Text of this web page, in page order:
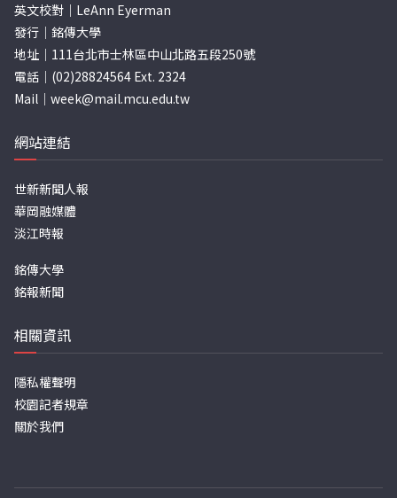
英文校對｜LeAnn Eyerman
發行｜銘傳大學
地址｜111台北市士林區中山北路五段250號
電話｜(02)28824564 Ext. 2324
Mail｜ week@mail.mcu.edu.tw
網站連結
世新新聞人報
華岡融媒體
淡江時報
銘傳大學
銘報新聞
相關資訊
隱私權聲明
校園記者規章
關於我們